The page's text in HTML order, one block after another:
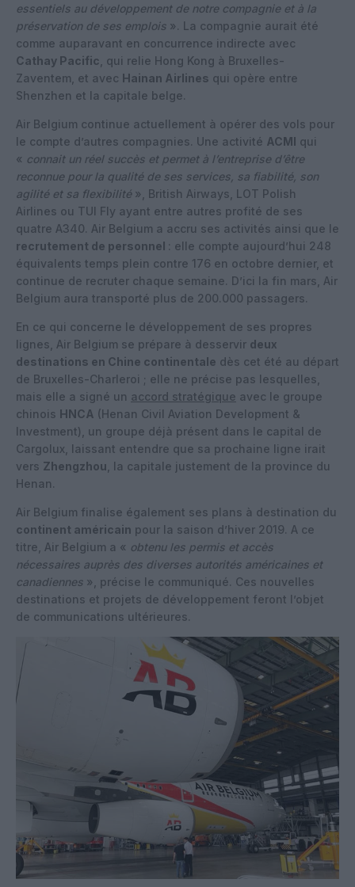
essentiels au développement de notre compagnie et à la
préservation de ses emplois ». La compagnie aurait été
comme auparavant en concurrence indirecte avec
Cathay Pacific , qui relie Hong Kong à Bruxelles-
Zaventem, et avec Hainan Airlines qui opère entre
Shenzhen et la capitale belge.
Air Belgium continue actuellement à opérer des vols pour
le compte d’autres compagnies. Une activité ACMI qui
« connait un réel succès et permet à l’entreprise d’être
reconnue pour la qualité de ses services, sa fiabilité, son
agilité et sa flexibilité », British Airways, LOT Polish
Airlines ou TUI Fly ayant entre autres profité de ses
quatre A340. Air Belgium a accru ses activités ainsi que le
recrutement de personnel : elle compte aujourd’hui 248
équivalents temps plein contre 176 en octobre dernier, et
continue de recruter chaque semaine. D’ici la fin mars, Air
Belgium aura transporté plus de 200.000 passagers.
En ce qui concerne le développement de ses propres
lignes, Air Belgium se prépare à desservir deux
destinations en Chine continentale dès cet été au départ
de Bruxelles-Charleroi ; elle ne précise pas lesquelles,
mais elle a signé un accord stratégique avec le groupe
chinois HNCA (Henan Civil Aviation Development &
Investment), un groupe déjà présent dans le capital de
Cargolux, laissant entendre que sa prochaine ligne irait
vers Zhengzhou , la capitale justement de la province du
Henan.
Air Belgium finalise également ses plans à destination du
continent américain pour la saison d’hiver 2019. A ce
titre, Air Belgium a « obtenu les permis et accès
nécessaires auprès des diverses autorités américaines et
canadiennes », précise le communiqué. Ces nouvelles
destinations et projets de développement feront l’objet
de communications ultérieures.